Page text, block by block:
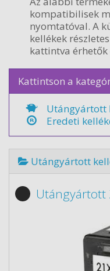
kompatibilisek
nyomtatóval. A
kellékek
kattintva érhetők
Kattintson a
Utángyártott
Eredeti
Utángyártott
Utángyártott